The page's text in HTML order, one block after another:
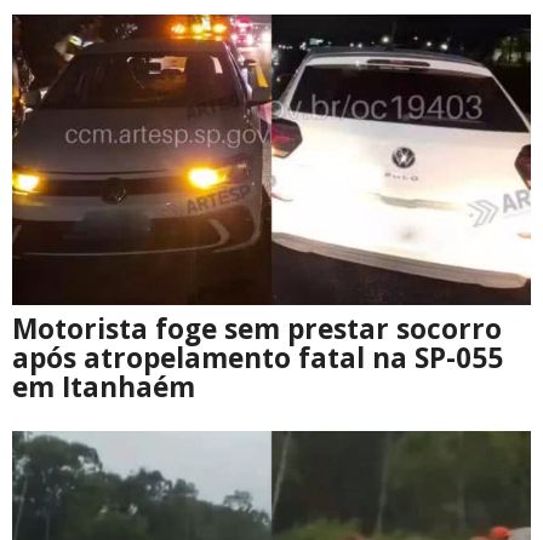
Motorista foge sem prestar socorro
após atropelamento fatal na SP-055
em Itanhaém